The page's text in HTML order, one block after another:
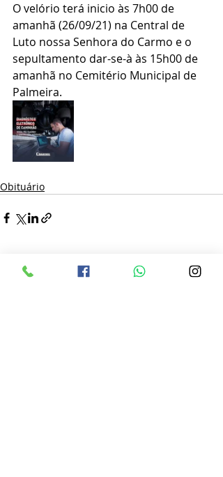
O velório terá inicio às 7h00 de
amanhã (26/09/21) na Central de
Luto nossa Senhora do Carmo e o
sepultamento dar-se-à às 15h00 de
amanhã no Cemitério Municipal de
Palmeira.
Obituário
Posts recentes Ver tudo